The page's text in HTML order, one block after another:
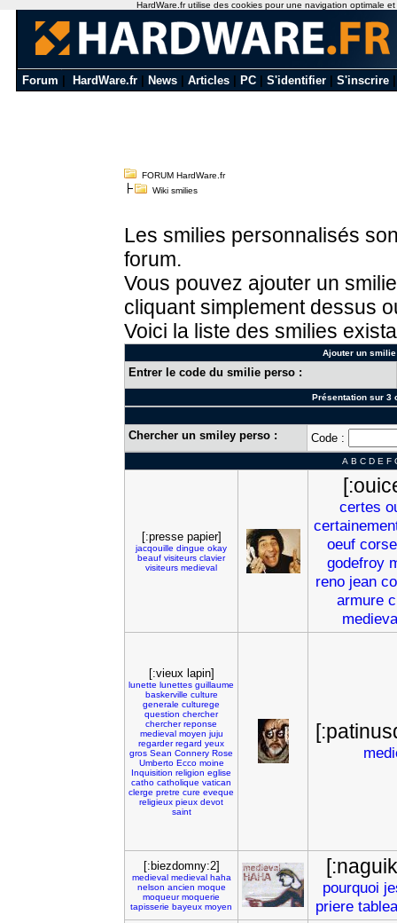
Forum HardWare.fr News Articles PC S'identifier S'inscrire
FORUM HardWare.fr
Wiki smilies
Les smilies personnalisés
forum.
Vous pouvez ajouter un
cliquant simplement dessus
Voici la liste des smilies
Ajouter un
Entrer le code du smilie perso :
Présentation sur 3
Chercher un smiley perso : Code :
A B C D E F
[:presse papier]
jacqouille dingue okay
beauf visiteurs clavier
visiteurs medieval
certes
oeuf corse
godefroy
reno jean
armure
[:vieux lapin]
lunette lunettes guillaume
baskerville culture
generale culturege
question chercher
chercher reponse
medieval moyen juju
regarder regard yeux
gros Sean Connery Rose
Umberto Ecco moine
Inquisition religion eglise
catho catholique vatican
clerge pretre cure eveque
religieux pieux devot
saint
[:biezdomny:2]
medieval medieval haha
nelson ancien moque
moqueur moquerie
tapisserie bayeux moyen
pourquoi
priere
HardWare.fr utilise des cookies pour une navigation optimale